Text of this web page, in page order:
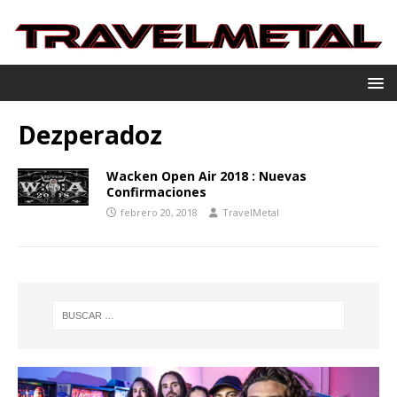
Dezperadoz
Wacken Open Air 2018 : Nuevas
Confirmaciones
febrero 20, 2018 TravelMetal